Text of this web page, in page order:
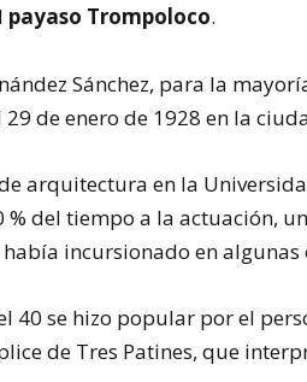
payaso Trompoloco.
Sánchez, para la
de enero de 1928 en la
arquitectura en la
% del tiempo a la actuación,
incursionado en
40 se hizo popular por el
de Tres Patines, que